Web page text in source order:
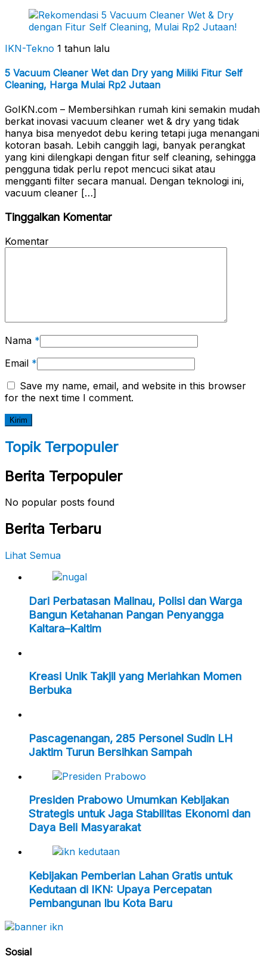
IKN-Tekno 1 tahun lalu
5 Vacuum Cleaner Wet dan Dry yang Miliki Fitur Self
Cleaning, Harga Mulai Rp2 Jutaan
GoIKN.com – Membersihkan rumah kini semakin mudah
berkat inovasi vacuum cleaner wet & dry yang tidak
hanya bisa menyedot debu kering tetapi juga menangani
kotoran basah. Lebih canggih lagi, banyak perangkat
yang kini dilengkapi dengan fitur self cleaning, sehingga
pengguna tidak perlu repot mencuci sikat atau
mengganti filter secara manual. Dengan teknologi ini,
vacuum cleaner […]
Tinggalkan Komentar
Komentar
Nama *
Email *
Save my name, email, and website in this browser
for the next time I comment.
Topik Terpopuler
Berita Terpopuler
No popular posts found
Berita Terbaru
Lihat Semua
Dari Perbatasan Malinau, Polisi dan Warga
Bangun Ketahanan Pangan Penyangga
Kaltara–Kaltim
Kreasi Unik Takjil yang Meriahkan Momen
Berbuka
Pascagenangan, 285 Personel Sudin LH
Jaktim Turun Bersihkan Sampah
Presiden Prabowo Umumkan Kebijakan
Strategis untuk Jaga Stabilitas Ekonomi dan
Daya Beli Masyarakat
Kebijakan Pemberian Lahan Gratis untuk
Kedutaan di IKN: Upaya Percepatan
Pembangunan Ibu Kota Baru
Sosial